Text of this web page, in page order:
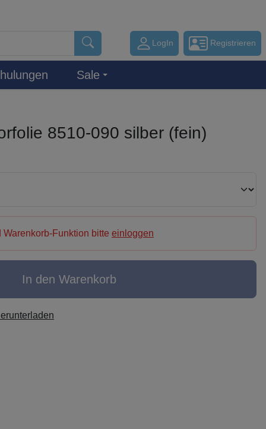
LogIn Registrieren
Sale
8510-090 silber (fein)
Funktion bitte einloggen
In den Warenkorb